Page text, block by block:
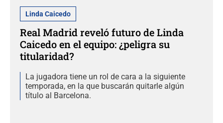
Linda Caicedo
Real Madrid reveló futuro de Linda
Caicedo en el equipo: ¿peligra su
titularidad?
La jugadora tiene un rol de cara a la siguiente
temporada, en la que buscarán quitarle algún
título al Barcelona.